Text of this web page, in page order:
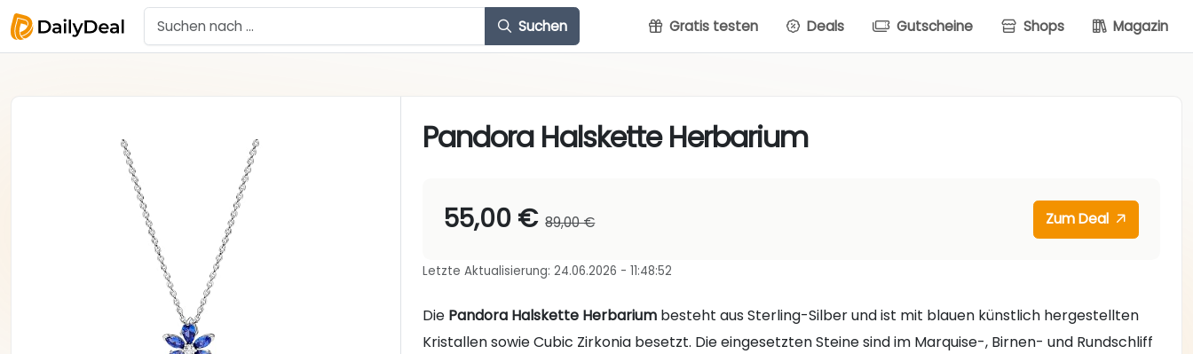
Suchen Gratis testen Deals Gutscheine Shops Magazin
Pandora Halskette Herbarium
55,00 € 89,00 € Zum Deal
Letzte Aktualisierung: 24.06.2026 - 11:48:52
Die Pandora Halskette Herbarium besteht aus Sterling-Silber und ist mit blauen künstlich hergestellten
Kristallen sowie Cubic Zirkonia besetzt. Die eingesetzten Steine sind im Marquise-, Birnen- und Rundschliff